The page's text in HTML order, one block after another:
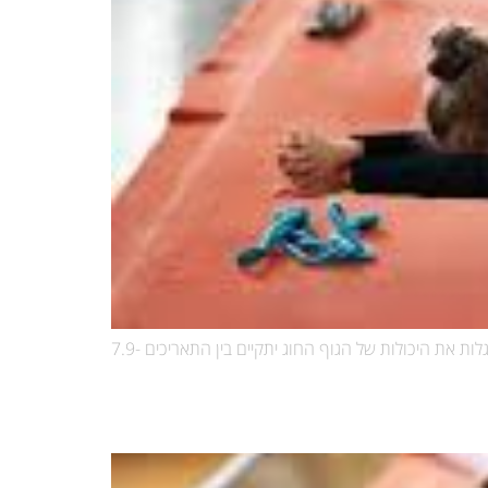
מחפשים פעילות שמשלבת גמישות, כוח, קואורדינציה וביטחון עצמי?חוג התעמלות קרקע מחכה לילדים ולילדות שאוהבים לזוז, לקפוץ ולגלות את היכולות של הגוף החוג יתקיים בין התאריכים 7.9-